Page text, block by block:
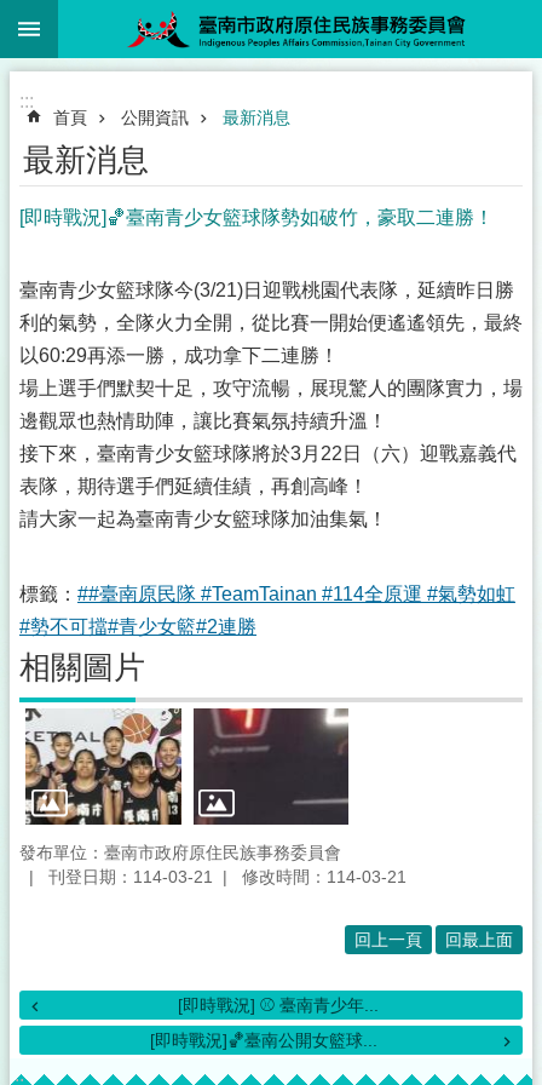
跳到主要內容區塊
:::
首頁 公開資訊 最新消息
最新消息
[即時戰況]🏀臺南青少女籃球隊勢如破竹，豪取二連勝！
臺南青少女籃球隊今(3/21)日迎戰桃園代表隊，延續昨日勝
利的氣勢，全隊火力全開，從比賽一開始便遙遙領先，最終
以60:29再添一勝，成功拿下二連勝！
場上選手們默契十足，攻守流暢，展現驚人的團隊實力，場
邊觀眾也熱情助陣，讓比賽氣氛持續升溫！
接下來，臺南青少女籃球隊將於3月22日（六）迎戰嘉義代
表隊，期待選手們延續佳績，再創高峰！
請大家一起為臺南青少女籃球隊加油集氣！
標籤： ##臺南原民隊 #TeamTainan #114全原運 #氣勢如虹
#勢不可擋#青少女籃#2連勝
相關圖片
發布單位：臺南市政府原住民族事務委員會
刊登日期：114-03-21
修改時間：114-03-21
回上一頁 回最上面
[即時戰況] ⚾️ 臺南青少年...
[即時戰況]🏀臺南公開女籃球...